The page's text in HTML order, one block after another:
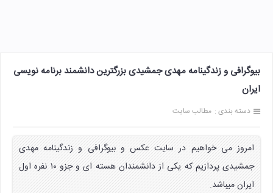
بیوگرافی و زندگینامه مهدی جمشیدی بزرگترین دانشمند برنامه نویسی
ایران
دسته بندی : مطالب سایت
امروز می خواهیم در سایت عکس و بیوگرافی و زندگینامه مهدی
جمشیدی پردازیم که یکی از دانشمندان هسته ای و جزو ۱۰ نفره اول
ایران میباشد.